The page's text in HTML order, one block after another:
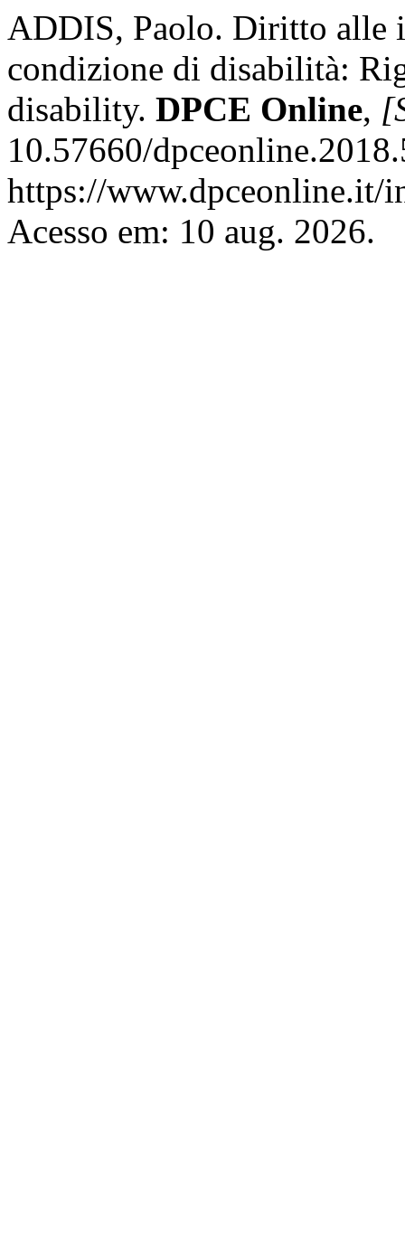
ADDIS, Paolo. Diritto alle
condizione di disabilità:
disability. DPCE Online,
10.57660/
https://www.dpceonline.it/
Acesso em: 10 aug. 2026.